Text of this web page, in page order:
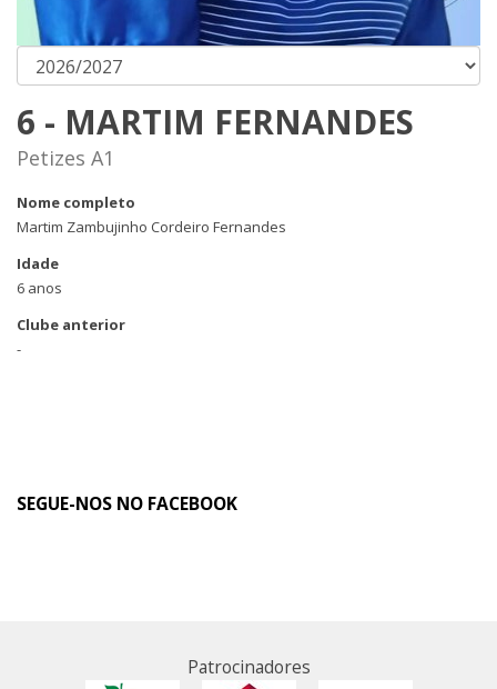
6 - MARTIM FERNANDES
Petizes A1
Nome completo
Martim Zambujinho Cordeiro Fernandes
Idade
6 anos
Clube anterior
-
SEGUE-NOS NO FACEBOOK
Patrocinadores